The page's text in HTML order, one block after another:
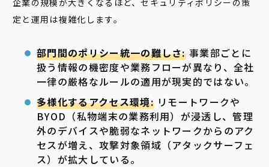
企業の規模が大きくなるほど、セキュリティポリシーの策
定と運用は複雑化します。
部門間のポリシー統一の難しさ:事業部ごとに
扱う情報の機密度や業務フローが異なり、全社
一律の厳格なルールの適用が現実的ではない。
多様化するアクセス環境:リモートワークや
BYOD（私物端末の業務利用）が浸透し、管理
外のデバイスや脆弱なネットワークからのアク
セスが増え、攻撃対象領域（アタックサーフェ
ス）が拡大している。